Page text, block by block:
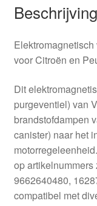
Beschrijving
voor Citroën en
Dit
purgeventiel) van
brandstofdampen
canister) naar het
op
9662640480,
compatibel met